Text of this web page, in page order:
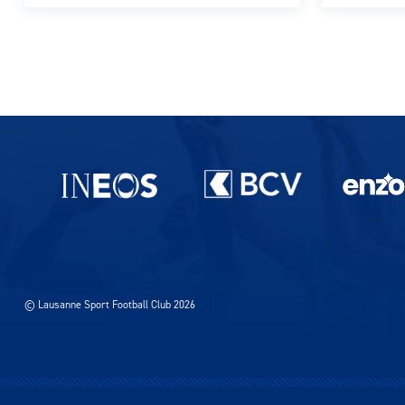
Partenaires du lausanne-Sport
© Lausanne Sport Football Club 2026